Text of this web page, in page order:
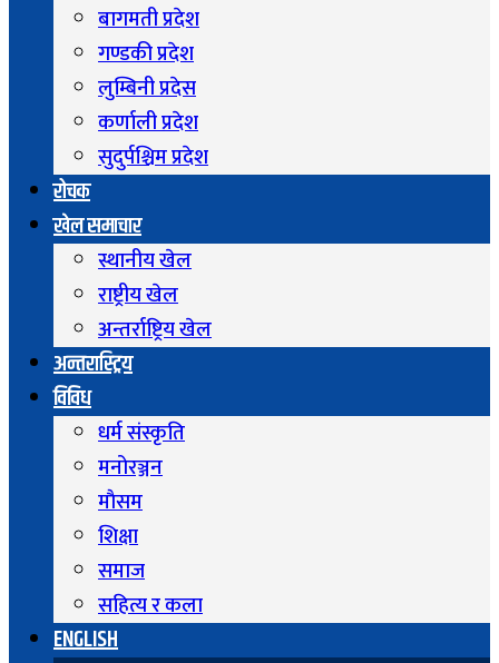
बागमती प्रदेश
गण्डकी प्रदेश
लुम्बिनी प्रदेस
कर्णाली प्रदेश
सुदुर्पश्चिम प्रदेश
रोचक
खेल समाचार
स्थानीय खेल
राष्ट्रीय खेल
अन्तर्राष्ट्रिय खेल
अन्तरास्ट्रिय
विविध
धर्म संस्कृति
मनोरञ्जन
माैसम
शिक्षा
समाज
सहित्य र कला
ENGLISH